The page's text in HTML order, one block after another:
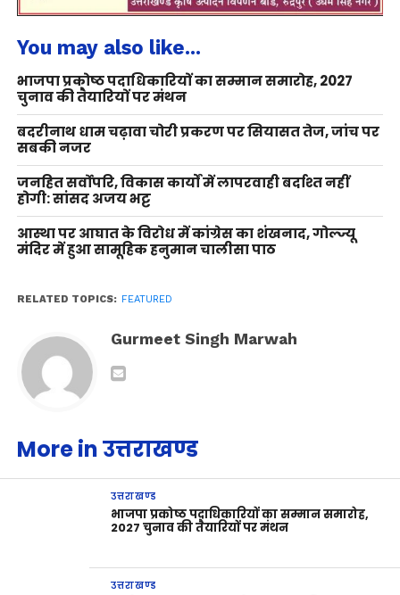
You may also like...
भाजपा प्रकोष्ठ पदाधिकारियों का सम्मान समारोह, 2027
चुनाव की तैयारियों पर मंथन
बदरीनाथ धाम चढ़ावा चोरी प्रकरण पर सियासत तेज, जांच पर
सबकी नजर
जनहित सर्वोपरि, विकास कार्यों में लापरवाही बर्दाश्त नहीं
होगी: सांसद अजय भट्ट
आस्था पर आघात के विरोध में कांग्रेस का शंखनाद, गोल्ज्यू
मंदिर में हुआ सामूहिक हनुमान चालीसा पाठ
RELATED TOPICS: FEATURED
Gurmeet Singh Marwah
More in उत्तराखण्ड
उत्तराखण्ड
भाजपा प्रकोष्ठ पदाधिकारियों का सम्मान समारोह,
2027 चुनाव की तैयारियों पर मंथन
उत्तराखण्ड